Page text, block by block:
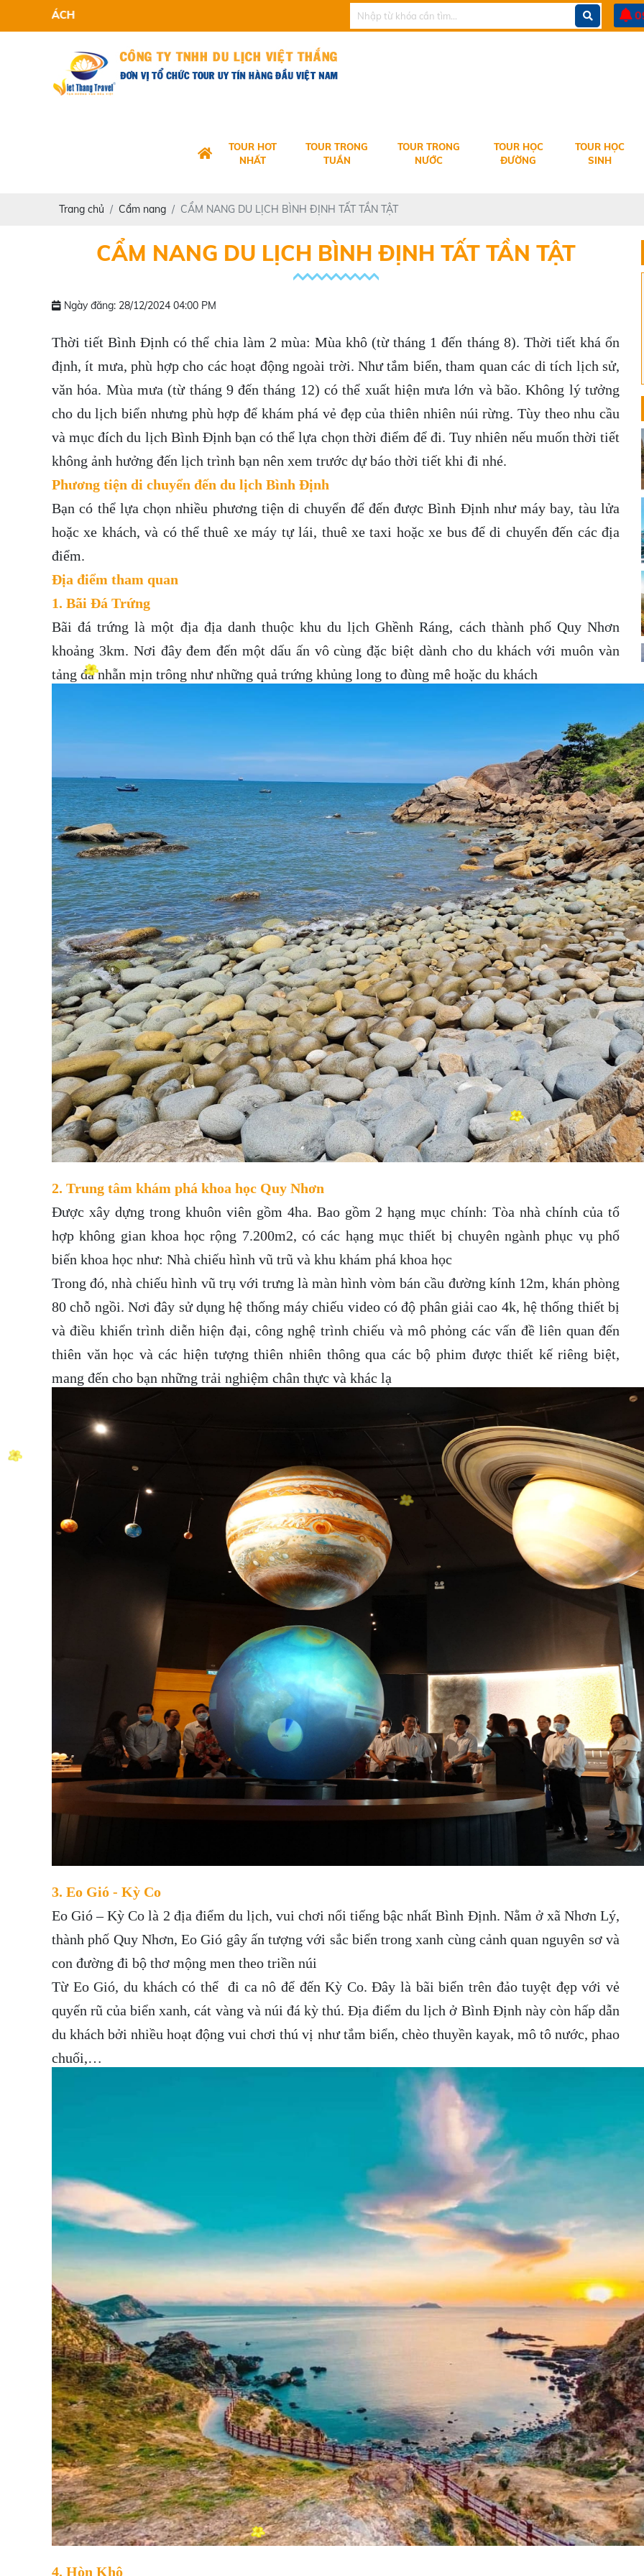
VIET THANG TRAVEL KÍNH CHÀO QUÝ KHÁCH
TOUR HOT
NHẤT
TOUR TRONG
TUẦN
TOUR TRONG
NƯỚC
TOUR HỌC
ĐƯỜNG
TOUR HỌC
SINH
Trang chủ Cẩm nang CẨM NANG DU LỊCH BÌNH ĐỊNH TẤT TẦN TẬT
CẨM NANG DU LỊCH BÌNH ĐỊNH TẤT TẦN TẬT
Ngày đăng: 28/12/2024 04:00 PM
Thời tiết Bình Định có thể chia làm 2 mùa: Mùa khô (từ tháng 1 đến tháng 8). Thời tiết khá ổn
định, ít mưa, phù hợp cho các hoạt động ngoài trời. Như tắm biển, tham quan các di tích lịch sử,
văn hóa. Mùa mưa (từ tháng 9 đến tháng 12) có thể xuất hiện mưa lớn và bão. Không lý tưởng
cho du lịch biển nhưng phù hợp để khám phá vẻ đẹp của thiên nhiên núi rừng. Tùy theo nhu cầu
và mục đích du lịch Bình Định bạn có thể lựa chọn thời điểm để đi. Tuy nhiên nếu muốn thời tiết
không ảnh hưởng đến lịch trình bạn nên xem trước dự báo thời tiết khi đi nhé.
Phương tiện di chuyển đến du lịch Bình Định
Bạn có thể lựa chọn nhiều phương tiện di chuyển để đến được Bình Định như máy bay, tàu lửa
hoặc xe khách, và có thể thuê xe máy tự lái, thuê xe taxi hoặc xe bus để di chuyển đến các địa
điểm.
Địa điểm tham quan
1. Bãi Đá Trứng
Bãi đá trứng là một địa địa danh thuộc khu du lịch Ghềnh Ráng, cách thành phố Quy Nhơn
khoảng 3km. Nơi đây đem đến một dấu ấn vô cùng đặc biệt dành cho du khách với muôn vàn
tảng đá nhẵn mịn trông như những quả trứng khủng long to đùng mê hoặc du khách
2. Trung tâm khám phá khoa học Quy Nhơn
Được xây dựng trong khuôn viên gồm 4ha. Bao gồm 2 hạng mục chính: Tòa nhà chính của tổ
hợp không gian khoa học rộng 7.200m2, có các hạng mục thiết bị chuyên ngành phục vụ phổ
biến khoa học như: Nhà chiếu hình vũ trũ và khu khám phá khoa học
Trong đó, nhà chiếu hình vũ trụ với trưng là màn hình vòm bán cầu đường kính 12m, khán phòng
80 chỗ ngồi. Nơi đây sử dụng hệ thống máy chiếu video có độ phân giải cao 4k, hệ thống thiết bị
và điều khiển trình diễn hiện đại, công nghệ trình chiếu và mô phỏng các vấn đề liên quan đến
thiên văn học và các hiện tượng thiên nhiên thông qua các bộ phim được thiết kế riêng biệt,
mang đến cho bạn những trải nghiệm chân thực và khác lạ
3. Eo Gió - Kỳ Co
Eo Gió – Kỳ Co là 2 địa điểm du lịch, vui chơi nổi tiếng bậc nhất Bình Định. Nằm ở xã Nhơn Lý,
thành phố Quy Nhơn, Eo Gió gây ấn tượng với sắc biển trong xanh cùng cảnh quan nguyên sơ và
con đường đi bộ thơ mộng men theo triền núi
Từ Eo Gió, du khách có thể đi ca nô để đến Kỳ Co. Đây là bãi biển trên đảo tuyệt đẹp với vẻ
quyến rũ của biển xanh, cát vàng và núi đá kỳ thú. Địa điểm du lịch ở Bình Định này còn hấp dẫn
du khách bởi nhiều hoạt động vui chơi thú vị như tắm biển, chèo thuyền kayak, mô tô nước, phao
chuối,…
4. Hòn Khô